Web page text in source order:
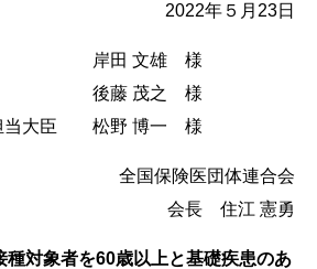
2022年５月23日
岸田 文雄 様
後藤 茂之 様
当大臣 松野 博一 様
全国保険医団体連合会
会長 住江 憲勇
種対象者を60歳以上と基礎疾患のあ